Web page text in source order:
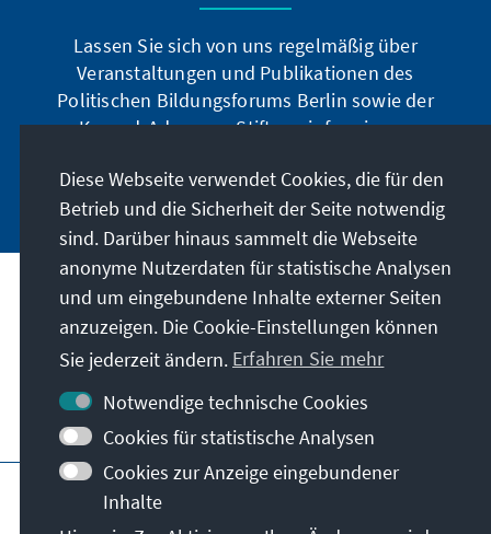
Lassen Sie sich von uns regelmäßig über
Veranstaltungen und Publikationen des
Politischen Bildungsforums Berlin sowie der
Konrad-Adenauer-Stiftung informieren.
Jetzt abonnieren
Anschrift
Kontakt
Besuchen Sie auch
Hauptseite der KAS Impressum
Datenschutz
Nutzungsbedingungen
Diese Webseite verwendet Cookies, die für den
Betrieb und die Sicherheit der Seite notwendig
sind. Darüber hinaus sammelt die Webseite
anonyme Nutzerdaten für statistische Analysen
und um eingebundene Inhalte externer Seiten
anzuzeigen. Die Cookie-Einstellungen können
Sie jederzeit ändern. Erfahren Sie mehr
Notwendige technische Cookies
Cookies für statistische Analysen
Cookies zur Anzeige eingebundener
Inhalte